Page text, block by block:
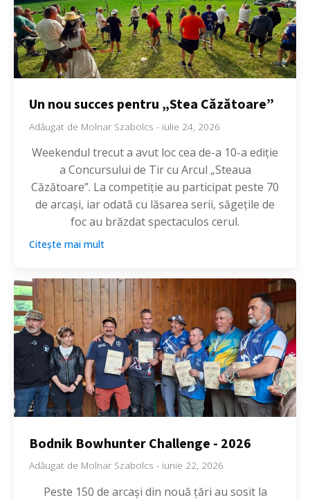
Un nou succes pentru „Stea Căzătoare”
Adăugat de Molnar Szabolcs - iulie 24, 2026
Weekendul trecut a avut loc cea de-a 10-a ediție
a Concursului de Tir cu Arcul „Steaua
Căzătoare”. La competiție au participat peste 70
de arcași, iar odată cu lăsarea serii, săgețile de
foc au brăzdat spectaculos cerul.
Citește mai mult
Bodnik Bowhunter Challenge - 2026
Adăugat de Molnar Szabolcs - iunie 22, 2026
Peste 150 de arcași din nouă țări au sosit la